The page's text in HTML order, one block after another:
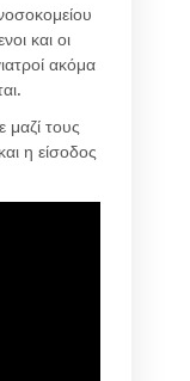
και οι
ακόμα
τους
η είσοδος